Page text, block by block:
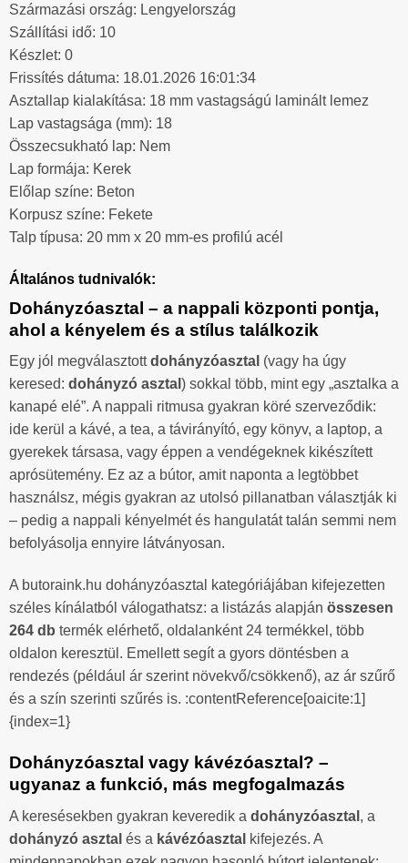
Származási ország: Lengyelország
Szállítási idő: 10
Készlet: 0
Frissítés dátuma: 18.01.2026 16:01:34
Asztallap kialakítása: 18 mm vastagságú laminált lemez
Lap vastagsága (mm): 18
Összecsukható lap: Nem
Lap formája: Kerek
Előlap színe: Beton
Korpusz színe: Fekete
Talp típusa: 20 mm x 20 mm-es profilú acél
Általános tudnivalók:
Dohányzóasztal – a nappali központi pontja,
ahol a kényelem és a stílus találkozik
Egy jól megválasztottdohányzóasztal (vagy ha úgy
keresed: dohányzó asztal ) sokkal több, mint egy „asztalka a
kanapé elé”. A nappali ritmusa gyakran köré szerveződik:
ide kerül a kávé, a tea, a távirányító, egy könyv, a laptop, a
gyerekek társasa, vagy éppen a vendégeknek kikészített
aprósütemény. Ez az a bútor, amit naponta a legtöbbet
használsz, mégis gyakran az utolsó pillanatban választják ki
– pedig a nappali kényelmét és hangulatát talán semmi nem
befolyásolja ennyire látványosan.
A butoraink.hu dohányzóasztal kategóriájában kifejezetten
széles kínálatból válogathatsz: a listázás alapján összesen
264 db termék elérhető, oldalanként 24 termékkel, több
oldalon keresztül. Emellett segít a gyors döntésben a
rendezés (például ár szerint növekvő/csökkenő), az ár szűrő
és a szín szerinti szűrés is. :contentReference[oaicite:1]
{index=1}
Dohányzóasztal vagy kávézóasztal? –
ugyanaz a funkció, más megfogalmazás
A keresésekben gyakran keveredik a dohányzóasztal , a
dohányzó asztal és a kávézóasztal kifejezés. A